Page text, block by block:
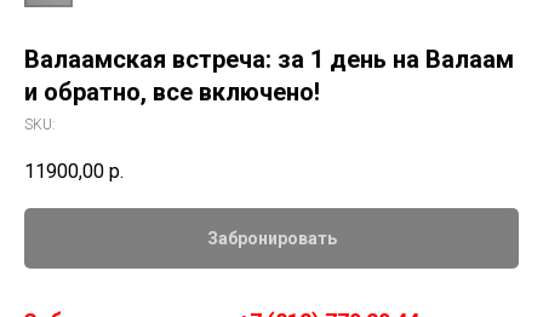
Валаамская встреча: за 1 день на Валаам
и обратно, все включено!
SKU:
11900,00 р.
Забронировать